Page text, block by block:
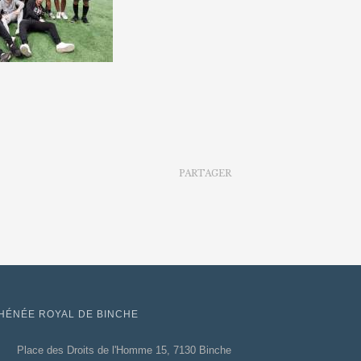
PARTAGER
ROYAL DE BINCHE
Place des Droits de l'Homme 15, 7130 Binche